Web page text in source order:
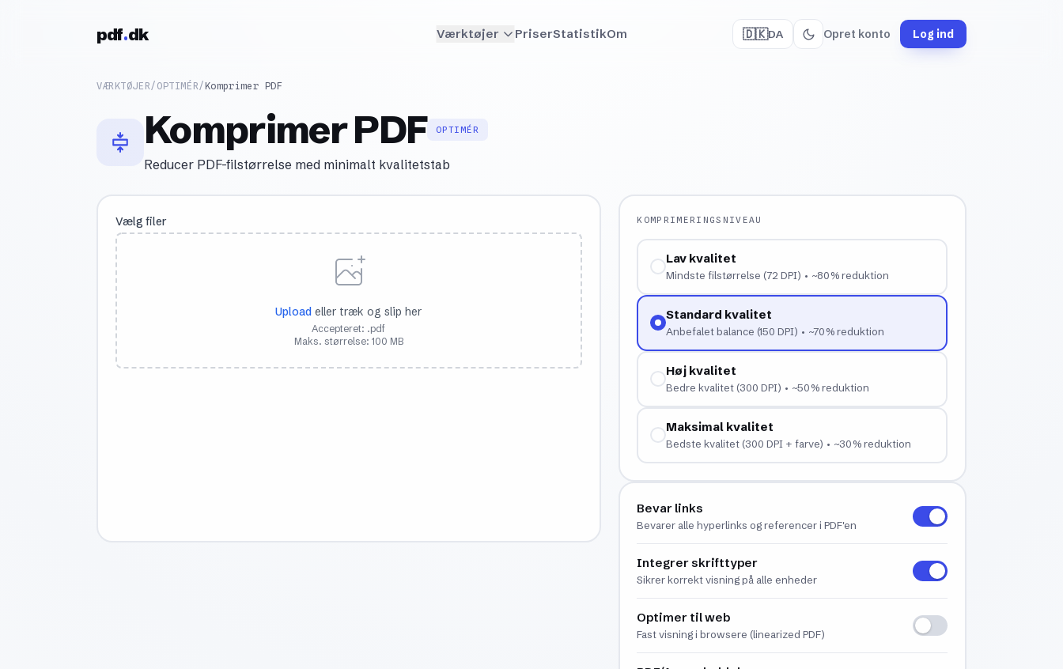
pdf dk Værktøjer PriserStatistikOm 🇩🇰DA Opret konto Log ind
VÆRKTØJER/ OPTIMÉR/Komprimer PDF
Komprimer PDF OPTIMÉR
Reducer PDF-filstørrelse med minimalt kvalitetstab
Vælg filer
Upload eller træk og slip her
Accepteret: .pdf
Maks. størrelse: 100 MB
KOMPRIMERINGSNIVEAU
Lav kvalitet
Mindste filstørrelse (72 DPI) • ~80% reduktion
Standard kvalitet
Anbefalet balance (150 DPI) • ~70% reduktion
Høj kvalitet
Bedre kvalitet (300 DPI) • ~50% reduktion
Maksimal kvalitet
Bedste kvalitet (300 DPI + farve) • ~30% reduktion
Bevar links
Bevarer alle hyperlinks og referencer i PDF'en
Integrer skrifttyper
Sikrer korrekt visning på alle enheder
Optimer til web
Fast visning i browsere (linearized PDF)